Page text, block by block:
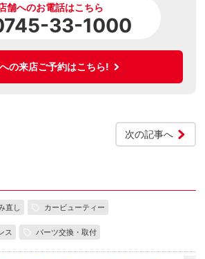
舗へのお電話はこちら
33-1000
の来店ご予約はこちら!
次の記事へ
直し カービューティー
ス パーツ交換・取付